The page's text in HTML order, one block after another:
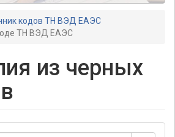
кодов ТН ВЭД ЕАЭС
ТН ВЭД ЕАЭС
из черных